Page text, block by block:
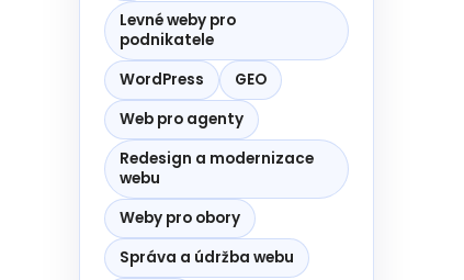
Levné weby pro
podnikatele
WordPress
GEO
Web pro agenty
Redesign a modernizace
webu
Weby pro obory
Správa a údržba webu